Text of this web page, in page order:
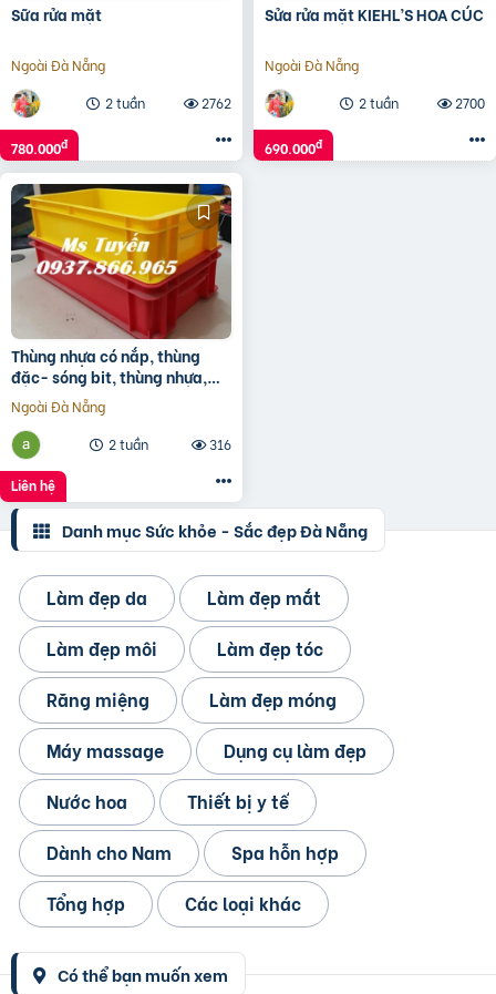
Sữa rửa mặt
Ngoài Đà Nẵng
2 tuần
2762
780.000đ
Sửa rửa mặt KIEHL’S HOA CÚC
Ngoài Đà Nẵng
2 tuần
2700
690.000đ
Thùng nhựa có nắp, thùng
đặc- sóng bit, thùng nhựa,
khay nhựa tại Hà Nội
Ngoài Đà Nẵng
2 tuần
316
Liên hệ
Danh mục Sức khỏe - Sắc đẹp Đà Nẵng
Làm đẹp da
Làm đẹp mắt
Làm đẹp môi
Làm đẹp tóc
Răng miệng
Làm đẹp móng
Máy massage
Dụng cụ làm đẹp
Nước hoa
Thiết bị y tế
Dành cho Nam
Spa hỗn hợp
Tổng hợp
Các loại khác
Có thể bạn muốn xem